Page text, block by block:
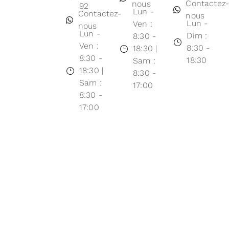
92
Contactez-
nous
Lun -
Ven :
8:30 -
18:30 |
Sam :
8:30 -
17:00
nous
Lun -
Ven :
8:30 -
18:30 |
Sam :
8:30 -
17:00
Contactez-
nous
Lun -
Dim :
8:30 -
18:30